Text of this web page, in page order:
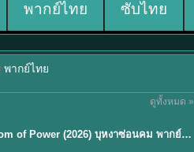
พากย์ไทย ซับไทย
ากย์ไทย
ดูทั้งหมด »
Blossom of Power (2026) บุหงาซ่อนคม พากย์ไทย ซับไทย EP1-36